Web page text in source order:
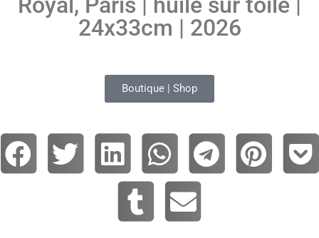
24x33cm | 2026
Boutique | Shop